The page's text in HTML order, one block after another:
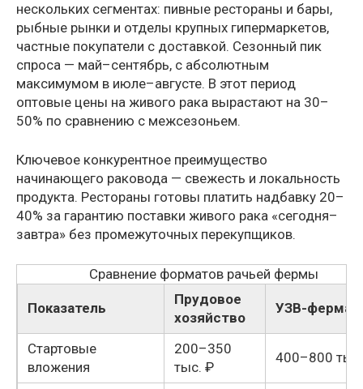
нескольких сегментах: пивные рестораны и бары,
рыбные рынки и отделы крупных гипермаркетов,
частные покупатели с доставкой. Сезонный пик
спроса — май–сентябрь, с абсолютным
максимумом в июле–августе. В этот период
оптовые цены на живого рака вырастают на 30–
50% по сравнению с межсезоньем.
Ключевое конкурентное преимущество
начинающего раковода — свежесть и локальность
продукта. Рестораны готовы платить надбавку 20–
40% за гарантию поставки живого рака «сегодня–
завтра» без промежуточных перекупщиков.
Сравнение форматов рачьей фермы
Показатель
Прудовое
хозяйство
УЗВ-ферма
Стартовые
вложения
200–350
тыс. ₽
400–800